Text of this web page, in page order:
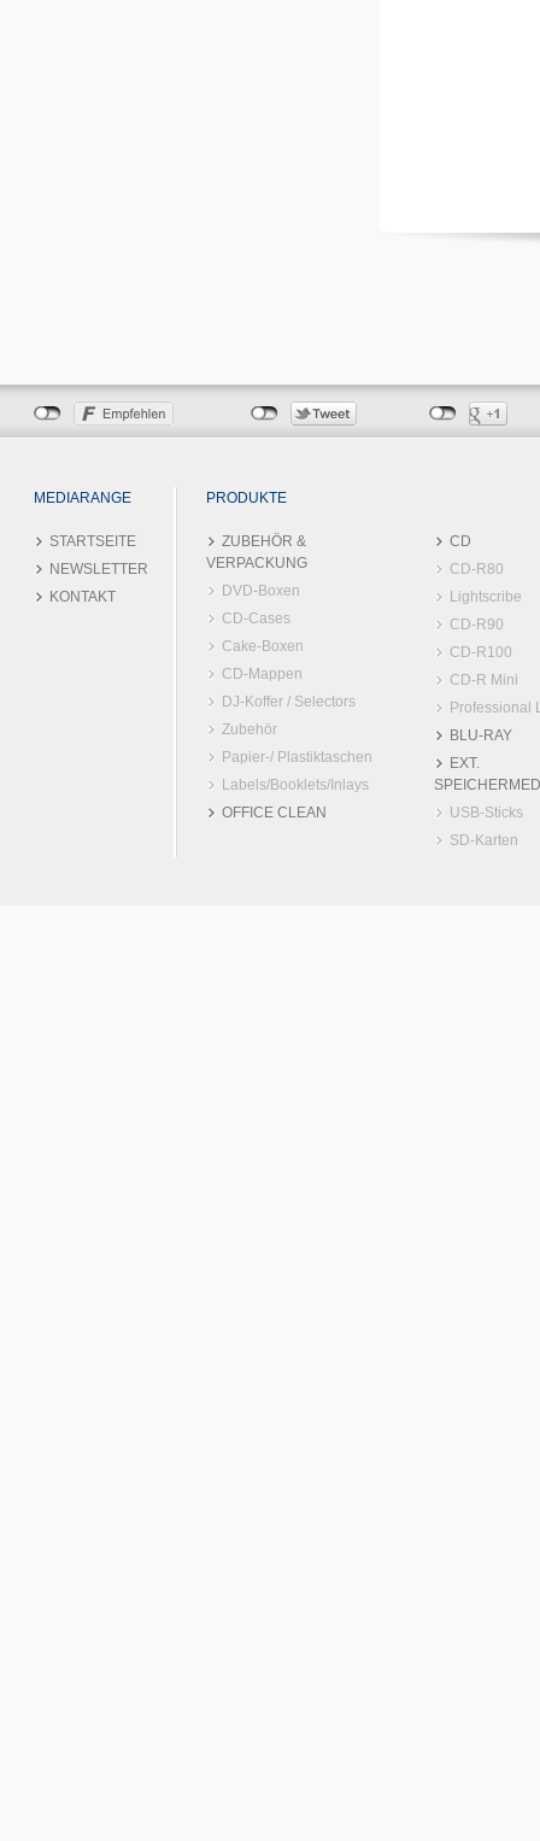
MEDIARANGE PRODUKTE
STARTSEITE
NEWSLETTER
KONTAKT
ZUBEHÖR &
VERPACKUNG
DVD-Boxen
CD-Cases
Cake-Boxen
CD-Mappen
DJ-Koffer / Selectors
Zubehör
Papier-/ Plastiktaschen
Labels/Booklets/Inlays
OFFICE CLEAN
CD
CD-R80
Lightscribe
CD-R90
CD-R100
CD-R Mini
Professional
BLU-RAY
EXT.
USB-Sticks
SD-Karten